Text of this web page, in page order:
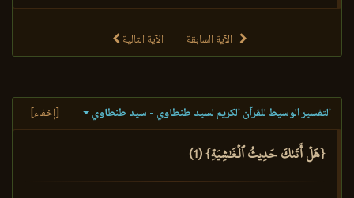
الآية السابقة الآية التالية
التفسير الوسيط للقرآن الكريم لسيد طنطاوي - سيد طنطاوي [إخفاء]
{هَلۡ أَتَىٰكَ حَدِيثُ ٱلۡغَٰشِيَةِ} (1)